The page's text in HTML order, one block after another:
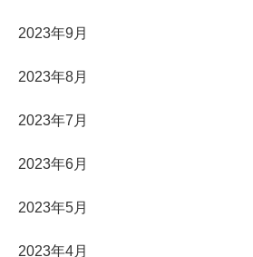
2023年9月
2023年8月
2023年7月
2023年6月
2023年5月
2023年4月